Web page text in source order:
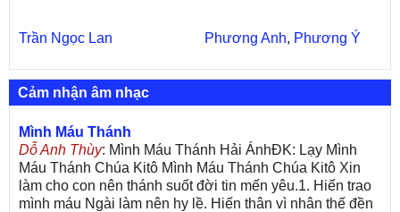
Trần Ngọc Lan Phương Anh, Phương Ý
Cảm nhận âm nhạc
Mình Máu Thánh
Dỗ Anh Thùy: Mình Máu Thánh Hải ÁnhĐK: Lạy Mình
Máu Thánh Chúa Kitô Mình Máu Thánh Chúa Kitô Xin
làm cho con nên thánh suốt đời tin mến yêu.1. Hiến trao
mình máu Ngài làm nên hy lề. Hiến thân vì nhân thế đền